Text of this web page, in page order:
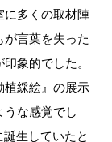
に多くの取材陣
言葉を失った
象的でした。
植綵絵』の展示
うな感覚でし
生していたと